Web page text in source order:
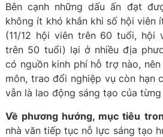
Bên cạnh những dấu ấn đạt
không ít khó khắn khi số hội viên
(11/12 hội viên trên 60 tuổi, hội
trên 50 tuổi) lại ở nhiều địa
có nguồn kinh phí hỗ trợ nào,
môn, trao đổi nghiệp vụ còn hạn
vẫn là lao động sáng tạo của từng
Về phương hướng, mục tiêu
nhà văn tiếp tục nỗ lực sáng tạo